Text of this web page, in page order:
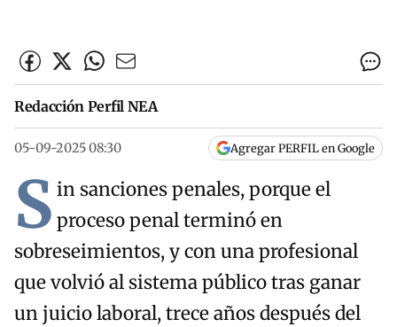
Redacción Perfil NEA
05-09-2025 08:30 Agregar PERFIL en Google
S in sanciones penales, porque el
proceso penal terminó en
sobreseimientos, y con una profesional
que volvió al sistema público tras ganar
un juicio laboral, trece años después del